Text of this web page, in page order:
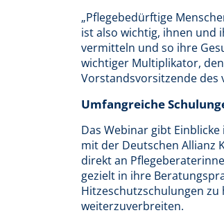
„Pflegebedürftige
ist also wichtig, ihnen und
vermitteln und so ihre
wichtiger Multiplikator,
Vorstandsvorsitzende des
Umfangreiche
Das Webinar gibt
mit der Deutschen Allianz
direkt an
gezielt in ihre
Hitzeschutzschulungen
weiterzuverbreiten.